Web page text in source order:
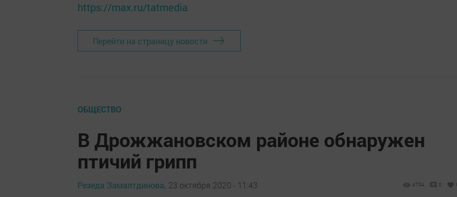
https://max.ru/tatmedia
Перейти на страницу новости
ОБЩЕСТВО
В Дрожжановском районе обнаружен
птичий грипп
Резеда Замалтдинова, 23 октября 2020 - 11:43 4704 0